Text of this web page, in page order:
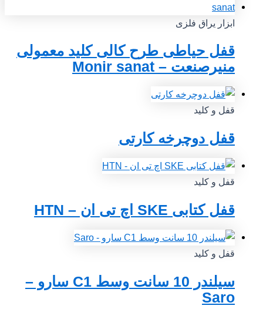
ابزار یراق فلزی
قفل حیاطی طرح کالی کلید معمولی
منیرصنعت – Monir sanat
قفل و کلید
قفل دوچرخه کارتی
قفل و کلید
قفل کتابی SKE اچ تی ان – HTN
قفل و کلید
سیلندر 10 سانت وسط C1 سارو –
Saro